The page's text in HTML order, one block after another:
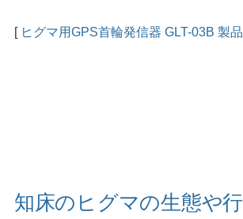
[ ヒグマ用GPS首輪発信器 GLT-03B 製
知床のヒグマの生態や